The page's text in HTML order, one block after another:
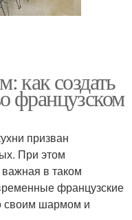
как создать
французском
призван
При этом
важная в таком
французские
своим шармом и